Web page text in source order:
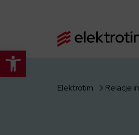
Otwórz pasek narzędzi
Elektrotim Relacje